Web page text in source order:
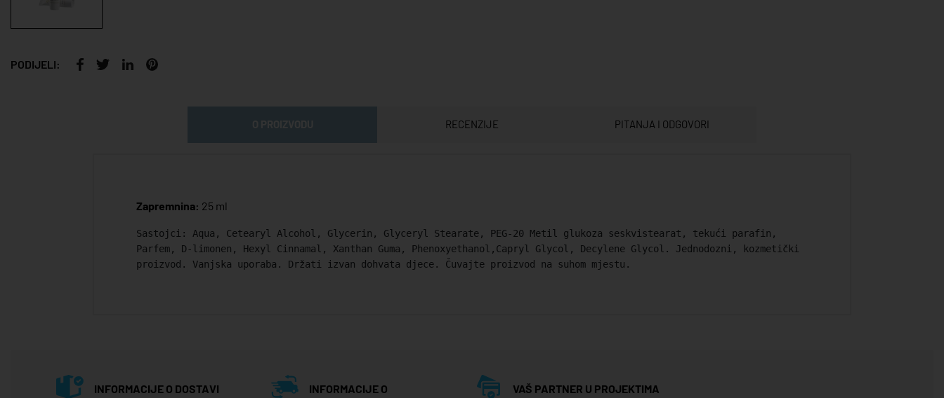
PODIJELI:
RECENZIJE PITANJA I ODGOVORI
Zapremnina: 25 ml
Sastojci: Aqua, Cetearyl Alcohol, Glycerin, Glyceryl Stearate, PEG-20 Metil glukoza seskvistearat, tekući parafin,
Parfem, D-limonen, Hexyl Cinnamal, Xanthan Guma, Phenoxyethanol,Capryl Glycol, Decylene Glycol. Jednodozni, kozmetički
proizvod. Vanjska uporaba. Držati izvan dohvata djece. Čuvajte proizvod na suhom mjestu.
INFORMACIJE O DOSTAVI
INFORMACIJE O
VAŠ PARTNER U PROJEKTIMA